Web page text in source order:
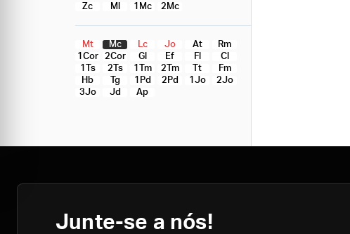
Zc
Ml 1Mc 2Mc
Mt Mc Lc Jo At
Rm
1Cor
2Cor Gl Ef Fl
Cl
1Ts
2Ts 1Tm 2Tm Tt
Fm
Hb
Tg 1Pd 2Pd 1Jo
2Jo
3Jo
Jd Ap
Junte-se a nós!